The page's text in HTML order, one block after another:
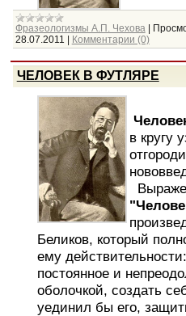
Фразеологизмы А.П. Чехова |
28.07.2011 | Комментарии (0)
ЧЕЛОВЕК В ФУТЛЯРЕ
в кругу
Беликов, который
ему
постоянное и
оболочкой, создать
уединил бы его,